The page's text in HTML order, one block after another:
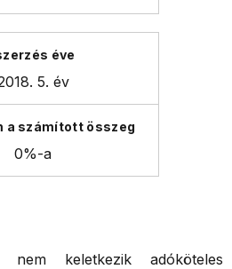
5. év
0%-a
nem keletkezik adóköteles